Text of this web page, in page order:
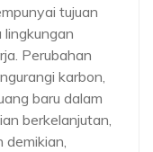
tujuan
lingkungan
Perubahan
karbon,
baru dalam
berkelanjutan,
demikian,